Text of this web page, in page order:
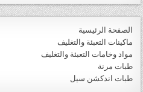
الصفحة الرئيسية
ماكينات التعبئة والتغليف
مواد وخامات التعبئة والتغليف
طبات مرنة
طبات اندكشن سيل